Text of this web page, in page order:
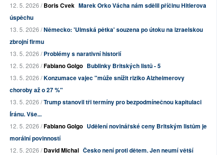
12. 5. 2026 /Boris Cvek Marek Orko Vácha nám sdělil příčinu Hitlerova
úspěchu
13. 5. 2026 /Německo: 'Ulmská pětka' souzena po útoku na izraelskou
zbrojní firmu
13. 5. 2026 /Problémy s narativní historií
12. 5. 2026 /Fabiano Golgo Bublinky Britských listů - 5
13. 5. 2026 /Konzumace vajec "může snížit riziko Alzheimerovy
choroby až o 27 %"
13. 5. 2026 /Trump stanovil tři termíny pro bezpodmínečnou kapitulaci
Íránu. Vše...
12. 5. 2026 /Fabiano Golgo Udělení novinářské ceny Britským listům je
morální povinností
12. 5. 2026 /David Michal Česko není proti dětem. Jen neumí větší